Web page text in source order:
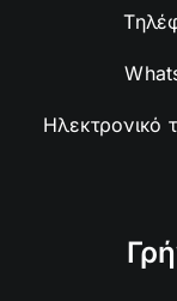
Ηλεκτρονικό